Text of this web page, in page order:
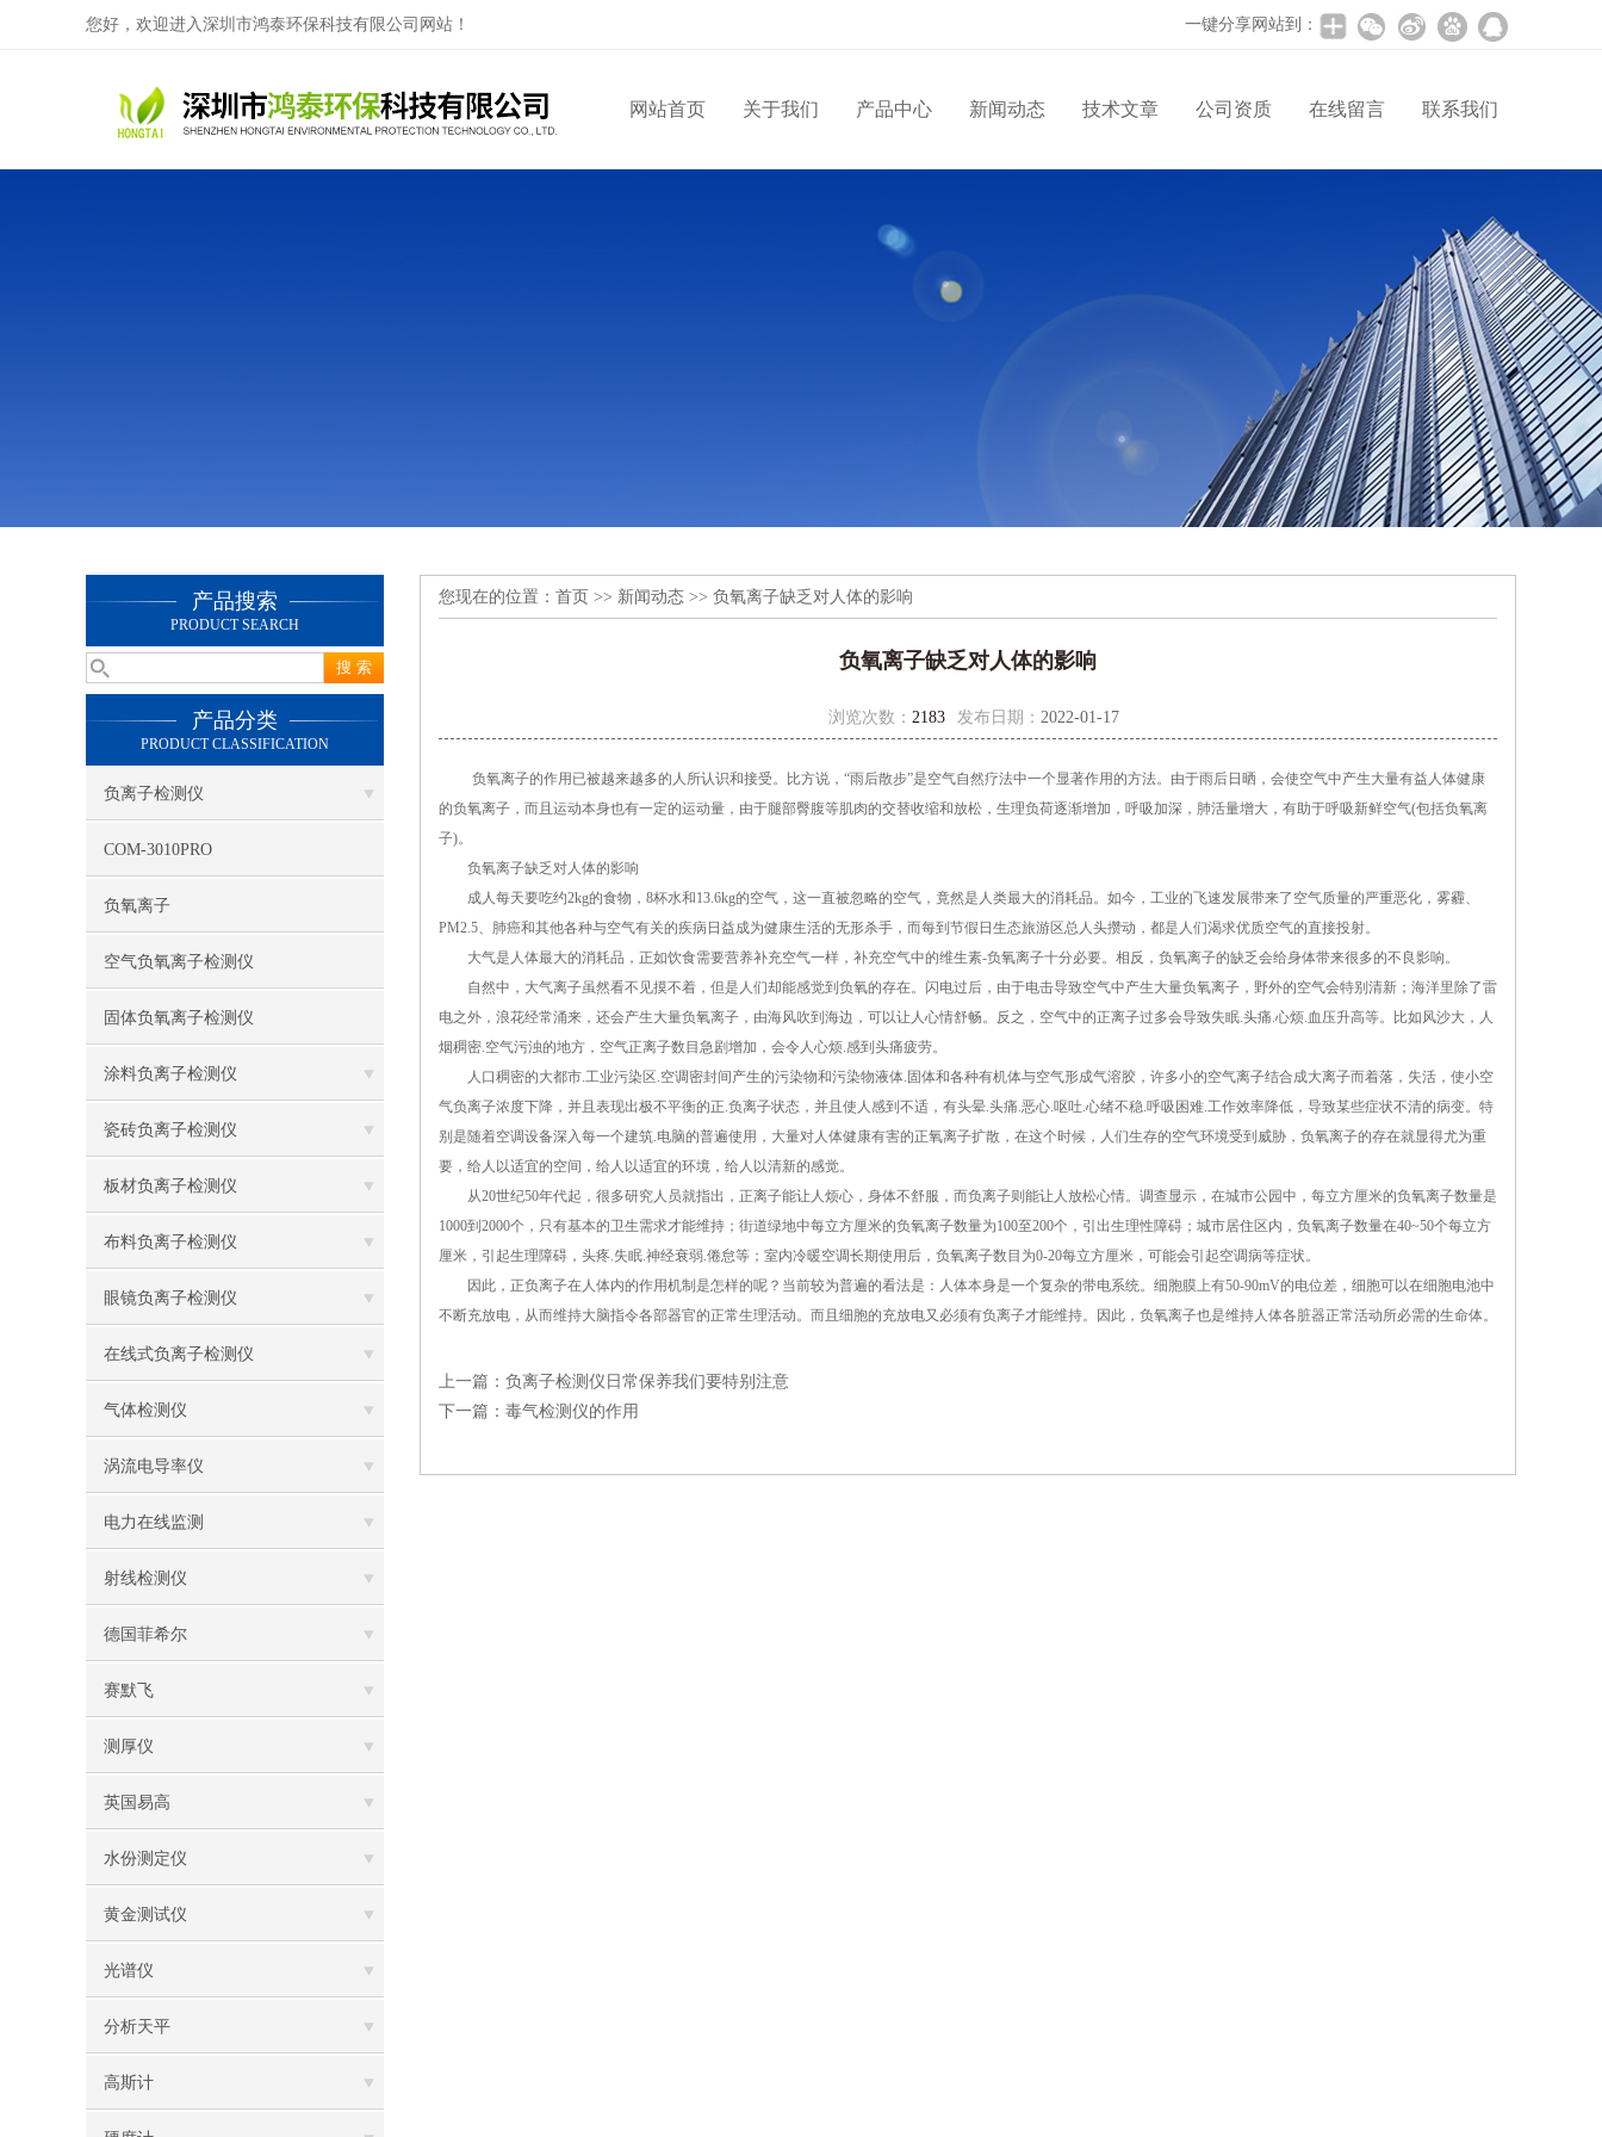
您好，欢迎进入深圳市鸿泰环保科技有限公司网站！ 一键分享网站到：
网站首页 关于我们 产品中心 新闻动态 技术文章 公司资质 在线留言 联系我们
产品搜索
PRODUCT SEARCH
产品分类
PRODUCT CLASSIFICATION
负离子检测仪
COM-3010PRO
负氧离子
空气负氧离子检测仪
固体负氧离子检测仪
涂料负离子检测仪
瓷砖负离子检测仪
板材负离子检测仪
布料负离子检测仪
眼镜负离子检测仪
在线式负离子检测仪
气体检测仪
涡流电导率仪
电力在线监测
射线检测仪
德国菲希尔
赛默飞
测厚仪
英国易高
水份测定仪
黄金测试仪
光谱仪
分析天平
高斯计
您现在的位置： 首页 >> 新闻动态 >> 负氧离子缺乏对人体的影响
负氧离子缺乏对人体的影响
浏览次数： 2183 发布日期： 2022-01-17
负氧离子的作用已被越来越多的人所认识和接受。比方说，“雨后散步”是空气自然疗法中一个显著作用的方法。由于雨后日晒，会使空气中产生大量有益人体健康
的负氧离子，而且运动本身也有一定的运动量，由于腿部臀腹等肌肉的交替收缩和放松，生理负荷逐渐增加，呼吸加深，肺活量增大，有助于呼吸新鲜空气(包括负氧离
子)。
负氧离子缺乏对人体的影响
成人每天要吃约2kg的食物，8杯水和13.6kg的空气，这一直被忽略的空气，竟然是人类最大的消耗品。如今，工业的飞速发展带来了空气质量的严重恶化，雾霾、
PM2.5、肺癌和其他各种与空气有关的疾病日益成为健康生活的无形杀手，而每到节假日生态旅游区总人头攒动，都是人们渴求优质空气的直接投射。
大气是人体最大的消耗品，正如饮食需要营养补充空气一样，补充空气中的维生素-负氧离子十分必要。相反，负氧离子的缺乏会给身体带来很多的不良影响。
自然中，大气离子虽然看不见摸不着，但是人们却能感觉到负氧的存在。闪电过后，由于电击导致空气中产生大量负氧离子，野外的空气会特别清新；海洋里除了雷
电之外，浪花经常涌来，还会产生大量负氧离子，由海风吹到海边，可以让人心情舒畅。反之，空气中的正离子过多会导致失眠.头痛.心烦.血压升高等。比如风沙大，人
烟稠密.空气污浊的地方，空气正离子数目急剧增加，会令人心烦.感到头痛疲劳。
人口稠密的大都市.工业污染区.空调密封间产生的污染物和污染物液体.固体和各种有机体与空气形成气溶胶，许多小的空气离子结合成大离子而着落，失活，使小空
气负离子浓度下降，并且表现出极不平衡的正.负离子状态，并且使人感到不适，有头晕.头痛.恶心.呕吐.心绪不稳.呼吸困难.工作效率降低，导致某些症状不清的病变。特
别是随着空调设备深入每一个建筑.电脑的普遍使用，大量对人体健康有害的正氧离子扩散，在这个时候，人们生存的空气环境受到威胁，负氧离子的存在就显得尤为重
要，给人以适宜的空间，给人以适宜的环境，给人以清新的感觉。
从20世纪50年代起，很多研究人员就指出，正离子能让人烦心，身体不舒服，而负离子则能让人放松心情。调查显示，在城市公园中，每立方厘米的负氧离子数量是
1000到2000个，只有基本的卫生需求才能维持；街道绿地中每立方厘米的负氧离子数量为100至200个，引出生理性障碍；城市居住区内，负氧离子数量在40~50个每立方
厘米，引起生理障碍，头疼.失眠.神经衰弱.倦怠等；室内冷暖空调长期使用后，负氧离子数目为0-20每立方厘米，可能会引起空调病等症状。
因此，正负离子在人体内的作用机制是怎样的呢？当前较为普遍的看法是：人体本身是一个复杂的带电系统。细胞膜上有50-90mV的电位差，细胞可以在细胞电池中
不断充放电，从而维持大脑指令各部器官的正常生理活动。而且细胞的充放电又必须有负离子才能维持。因此，负氧离子也是维持人体各脏器正常活动所必需的生命体。
上一篇： 负离子检测仪日常保养我们要特别注意
下一篇： 毒气检测仪的作用